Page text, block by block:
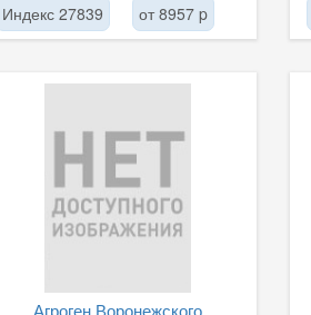
Индекс 27839 от 8957 p
Агроген Воронежского